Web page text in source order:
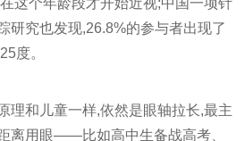
研究也发现,26.8%的参与者出现了
度。
理和儿童一样,依然是眼轴拉长,最主
离用眼——比如高中生备战高考、